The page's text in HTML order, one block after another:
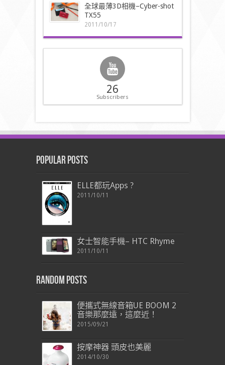
全球最薄3D相機–Cyber-shot
TX55
2011/10/17
26
Subscribers
Popular Posts
ELLE都玩Apps ?
2011/10/11
女士智能手機– HTC Rhyme
2011/10/11
Random Posts
便攜式無線音箱UE BOOM 2
音樂那麼遠，這麼近！
2015/09/21
按摩神器 頭皮也美麗
2014/10/30